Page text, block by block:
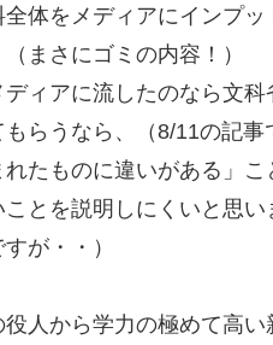
体をメディアにインプ
まさにゴミの内容！）
ィアに流したのなら文科
らうなら、（8/11の記
たものに違いがある」
とを説明しにくいと思
が・・）
人から学力の極めて高い